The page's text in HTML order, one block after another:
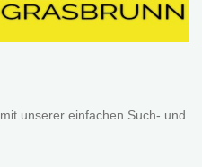
mit unserer einfachen Such- und